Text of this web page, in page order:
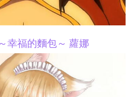
幸福的麵包～ 蘿娜